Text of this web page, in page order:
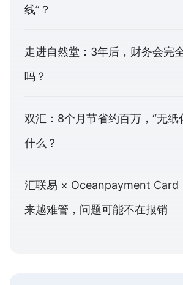
线”？
走进自然堂：3年后，财务会完
吗？
双汇：8个月节省约百万，“无纸
什么？
汇联易 × Oceanpayment Card
来越难管，问题可能不在报销